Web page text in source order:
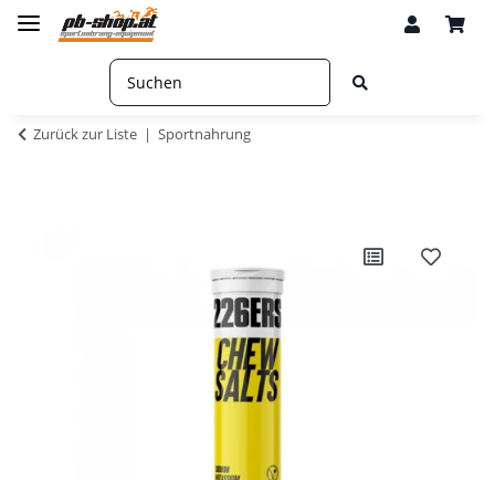
Zurück zur Liste Sportnahrung